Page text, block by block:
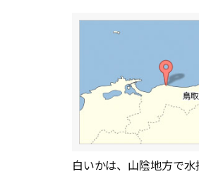
白いかは、山陰地方で